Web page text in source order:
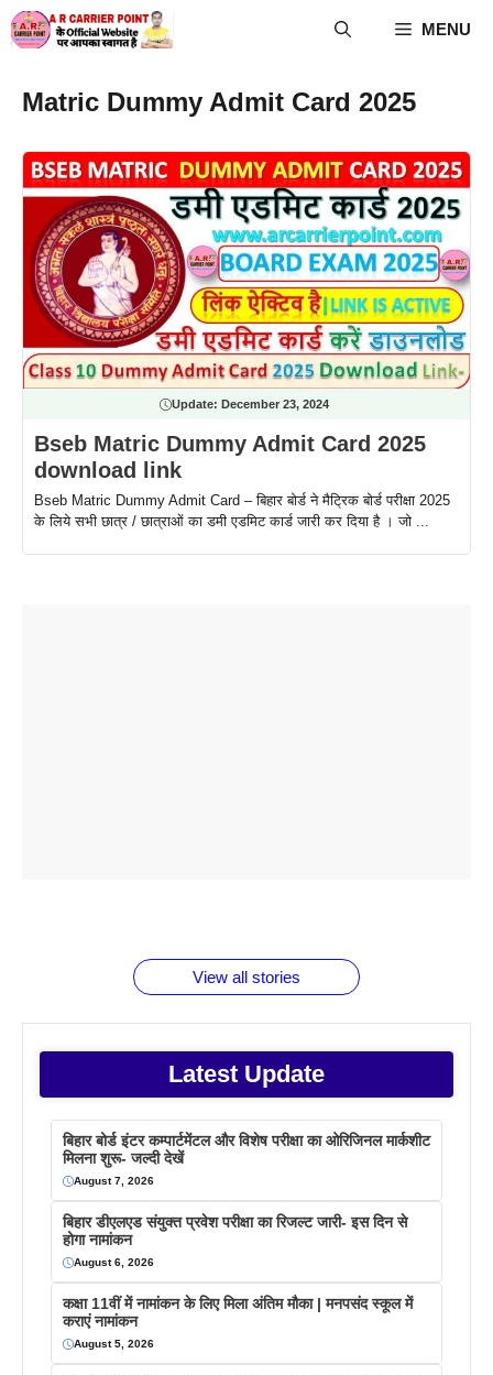
Skip
to
MENU
Matric Dummy Admit Card 2025
Update: December 23, 2024
Bseb Matric Dummy Admit Card 2025
download link
Bseb Matric Dummy Admit Card – बिहार बोर्ड ने मैट्रिक बोर्ड परीक्षा 2025
के लिये सभी छात्र / छात्राओं का डमी एडमिट कार्ड जारी कर दिया है । जो ...
View all stories
Latest Update
बिहार बोर्ड इंटर कम्पार्टमेंटल और विशेष परीक्षा का ओरिजिनल मार्कशीट
मिलना शुरू- जल्दी देखें
August 7, 2026
बिहार डीएलएड संयुक्त प्रवेश परीक्षा का रिजल्ट जारी- इस दिन से
होगा नामांकन
August 6, 2026
कक्षा 11वीं में नामांकन के लिए मिला अंतिम मौका | मनपसंद स्कूल में
कराएं नामांकन
August 5, 2026